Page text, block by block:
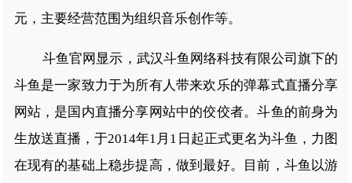
元，主要经营范围为组织音乐创作等。
斗鱼官网显示，武汉斗鱼网络科技有限公司旗下的
斗鱼是一家致力于为所有人带来欢乐的弹幕式直播分享
网站，是国内直播分享网站中的佼佼者。斗鱼的前身为
生放送直播，于2014年1月1日起正式更名为斗鱼，力图
在现有的基础上稳步提高，做到最好。目前，斗鱼以游